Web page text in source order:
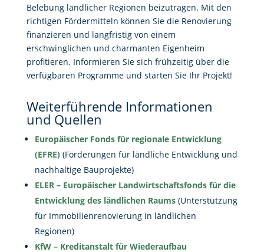
Belebung ländlicher Regionen beizutragen. Mit den
richtigen Fördermitteln können Sie die Renovierung
finanzieren und langfristig von einem
erschwinglichen und charmanten Eigenheim
profitieren. Informieren Sie sich frühzeitig über die
verfügbaren Programme und starten Sie Ihr Projekt!
Weiterführende Informationen
und Quellen
Europäischer Fonds für regionale Entwicklung
(EFRE)(Förderungen für ländliche Entwicklung und
nachhaltige Bauprojekte)
ELER – Europäischer Landwirtschaftsfonds für die
Entwicklung des ländlichen Raums(Unterstützung
für Immobilienrenovierung in ländlichen
Regionen)
KfW – Kreditanstalt für Wiederaufbau